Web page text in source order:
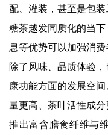
配、灌装，甚至是包
糖茶越发同质化的当
息等优势可以加强消费
除了风味、品质体验
康功能方面的发展空
量更高、茶叶活性成
推出富含膳食纤维与